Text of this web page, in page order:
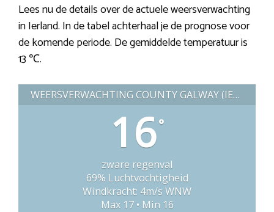
Lees nu de details over de actuele weersverwachting
in Ierland. In de tabel achterhaal je de prognose voor
de komende periode. De gemiddelde temperatuur is
13 ℃.
WEERSVERWACHTING COUNTY GALWAY (IERLAND)
16°
zware regenval
69% Luchtvochtigheid
Windkracht: 4m/s WNW
Max 17 • Min 16